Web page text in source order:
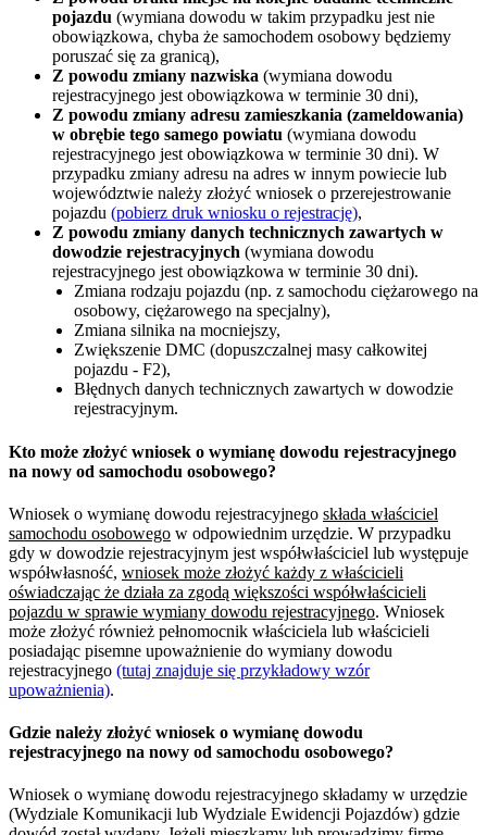
pojazdu (wymiana dowodu w takim przypadku jest nie
obowiązkowa, chyba że samochodem osobowy będziemy
poruszać się za granicą),
Z powodu zmiany nazwiska (wymiana dowodu
rejestracyjnego jest obowiązkowa w terminie 30 dni),
Z powodu zmiany adresu zamieszkania (zameldowania)
w obrębie tego samego powiatu (wymiana dowodu
rejestracyjnego jest obowiązkowa w terminie 30 dni). W
przypadku zmiany adresu na adres w innym powiecie lub
województwie należy złożyć wniosek o przerejestrowanie
pojazdu (pobierz druk wniosku o rejestrację),
Z powodu zmiany danych technicznych zawartych w
dowodzie rejestracyjnych (wymiana dowodu
rejestracyjnego jest obowiązkowa w terminie 30 dni).
Zmiana rodzaju pojazdu (np. z samochodu ciężarowego na
osobowy, ciężarowego na specjalny),
Zmiana silnika na mocniejszy,
Zwiększenie DMC (dopuszczalnej masy całkowitej
pojazdu - F2),
Błędnych danych technicznych zawartych w dowodzie
rejestracyjnym.
Kto może złożyć wniosek o wymianę dowodu rejestracyjnego
na nowy od samochodu osobowego?
Wniosek o wymianę dowodu rejestracyjnego składa właściciel
samochodu osobowego w odpowiednim urzędzie. W przypadku
gdy w dowodzie rejestracyjnym jest współwłaściciel lub występuje
współwłasność, wniosek może złożyć każdy z właścicieli
oświadczając że działa za zgodą większości współwłaścicieli
pojazdu w sprawie wymiany dowodu rejestracyjnego. Wniosek
może złożyć również pełnomocnik właściciela lub właścicieli
posiadając pisemne upoważnienie do wymiany dowodu
rejestracyjnego (tutaj znajduje się przykładowy wzór
upoważnienia).
Gdzie należy złożyć wniosek o wymianę dowodu
rejestracyjnego na nowy od samochodu osobowego?
Wniosek o wymianę dowodu rejestracyjnego składamy w urzędzie
(Wydziale Komunikacji lub Wydziale Ewidencji Pojazdów) gdzie